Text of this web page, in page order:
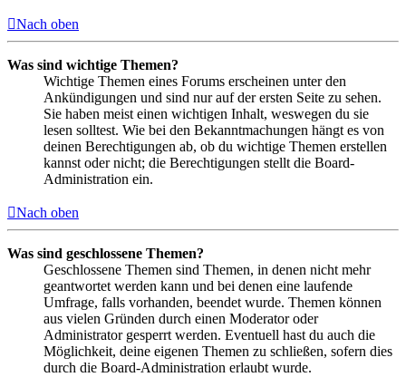
Nach oben
Was sind wichtige Themen?
Wichtige Themen eines Forums erscheinen unter den
Ankündigungen und sind nur auf der ersten Seite zu sehen.
Sie haben meist einen wichtigen Inhalt, weswegen du sie
lesen solltest. Wie bei den Bekanntmachungen hängt es von
deinen Berechtigungen ab, ob du wichtige Themen erstellen
kannst oder nicht; die Berechtigungen stellt die Board-
Administration ein.
Nach oben
Was sind geschlossene Themen?
Geschlossene Themen sind Themen, in denen nicht mehr
geantwortet werden kann und bei denen eine laufende
Umfrage, falls vorhanden, beendet wurde. Themen können
aus vielen Gründen durch einen Moderator oder
Administrator gesperrt werden. Eventuell hast du auch die
Möglichkeit, deine eigenen Themen zu schließen, sofern dies
durch die Board-Administration erlaubt wurde.